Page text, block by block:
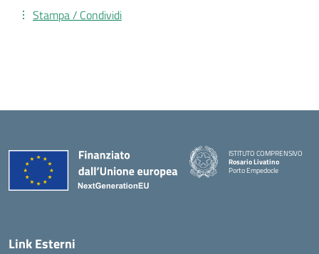
Stampa / Condividi
ISTITUTO COMPRENSIVO
Rosario Livatino
Porto Empedocle
Link Esterni